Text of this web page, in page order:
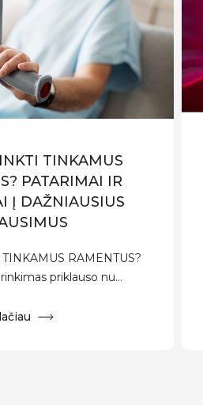
TINKAMUS
PATARIMAI IR
Į DAŽNIAUSIUS
RAMENTUS?
priklauso nu...